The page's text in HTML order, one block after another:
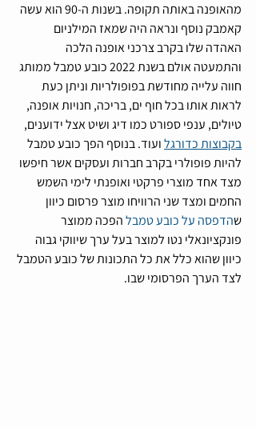
מהאופנה באותה תקופה. בשנות ה-90 הוא עשה
קאמבק נוסף ונראה היה שמאז המילניום
האהדה שלו בקרב צרכני אופנה הלכה
והתמעטה אולם בשנת 2022 כובע טמבל ממותג
חווה עלייה מחודשת בפופולריות וניתן כעת
לראות אותו בכל חוף ים, בריכה, חנויות אופנה,
טיולים, ענפי ספורט כמו דיג ושיט אצל ידוענים,
בקבוצות כדורגל ועוד. בנוסף הפך כובע טמבל
להיות פופולרי בקרב חברות ועסקים אשר חיפשו
מצד אחד מוצרי פרקטי ואופנתי לימי השמש
החמים ומצד שני הרוויחו מוצר פרסום כיוון
שהדפסה על כובע טמבל הפכה ממוצר
פונקציונאלי נטו למוצר בעל ערך שיווקי גבוה
כיוון שהוא כלל את כל התכונות של כובע הטמבל
לצד הערך הפרסומי שבו.